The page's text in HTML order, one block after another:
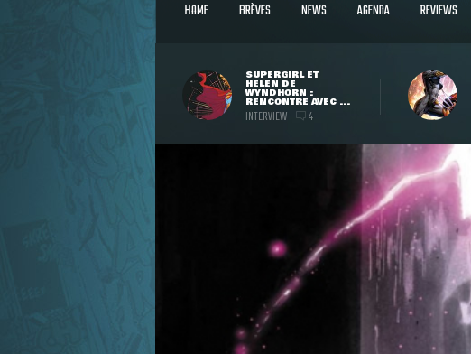
HOME BRÈVES NEWS AGENDA REVIEWS
SUPERGIRL ET
HELEN DE
WYNDHORN :
RENCONTRE AVEC ...
INTERVIEW 4